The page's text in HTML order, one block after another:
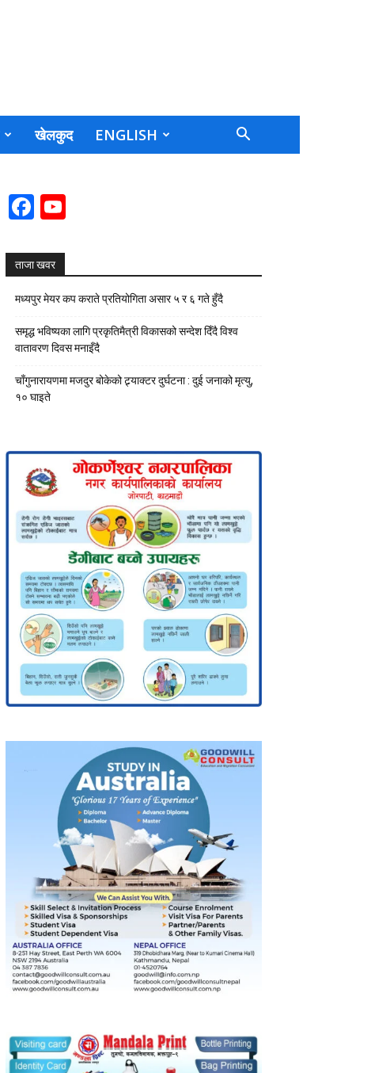
खेलकुद ENGLISH
Facebook
ताजा खवर
मध्यपुर मेयर कप कराते प्रतियोगिता असार ५ र ६ गते हुँदै
समृद्ध भविष्यका लागि प्रकृतिमैत्री विकासको सन्देश दिँदै विश्व
वातावरण दिवस मनाइँदै
चाँगुनारायणमा मजदुर बोकेको ट्र्याक्टर दुर्घटना : दुई जनाको मृत्यु,
१० घाइते